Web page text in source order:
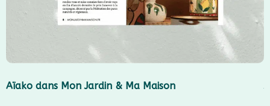
Aïako dans Mon Jardin & Ma Maison